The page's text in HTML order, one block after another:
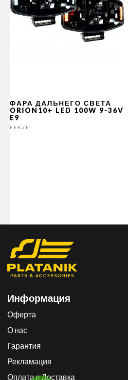
ФАРА ДАЛЬНЕГО СВЕТА
ORION10+ LED 100W 9-36V
E9
FERZE
Информация
Оферта
О нас
Гарантия
Рекламация
Оплата и Доставка